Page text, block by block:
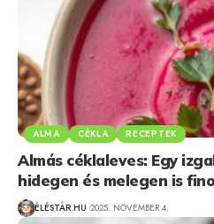
ALMA CÉKLA RECEPTEK
Almás céklaleves: Egy
hidegen és melegen is
ÉLÉSTÁR.HU 2025. NOVEMBER 4.